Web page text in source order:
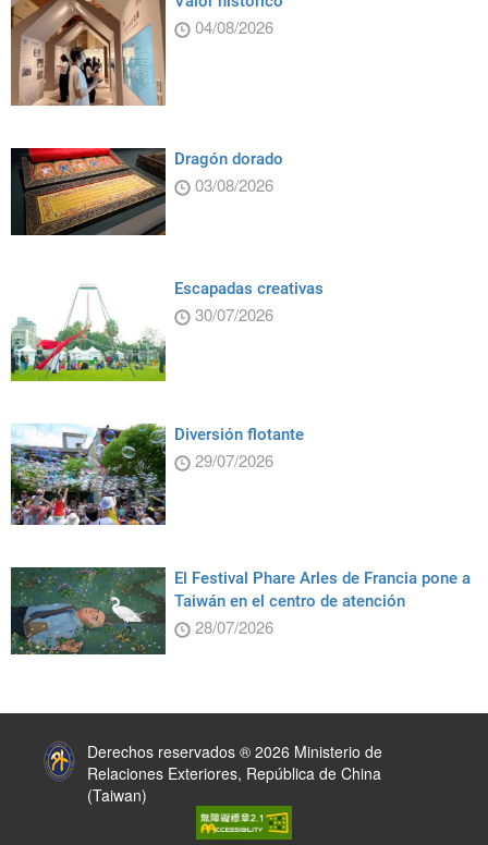
04/08/2026
Dragón dorado
03/08/2026
Escapadas creativas
30/07/2026
Diversión flotante
29/07/2026
El Festival Phare Arles de Francia pone a
Taiwán en el centro de atención
28/07/2026
Derechos reservados ® 2026 Ministerio de
Relaciones Exteriores, República de China
(Taiwan)